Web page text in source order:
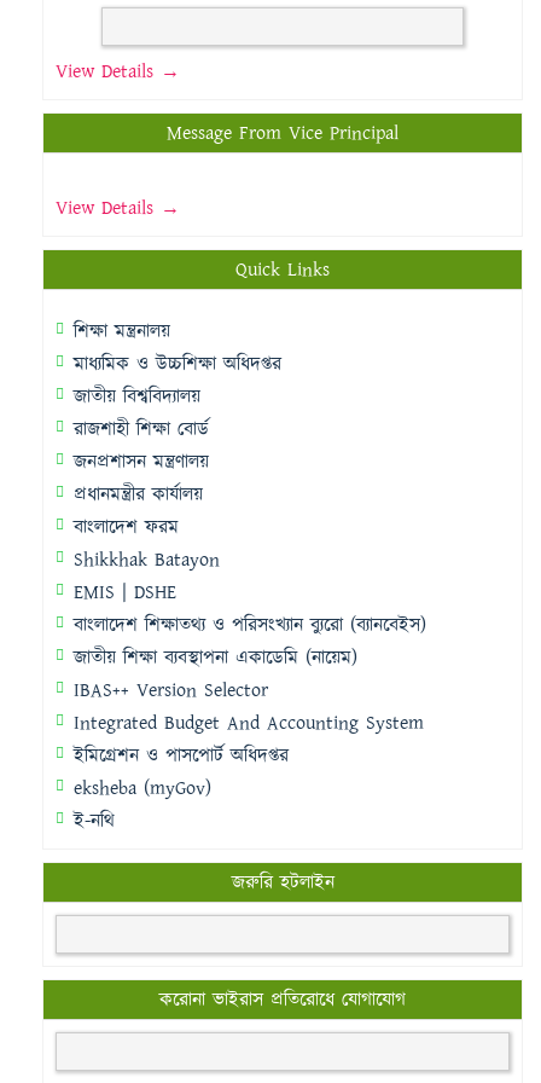
View Details →
Message From Vice Principal
View Details →
Quick Links
শিক্ষা মন্ত্রনালয়
মাধ্যমিক ও উচ্চশিক্ষা অধিদপ্তর
জাতীয় বিশ্ববিদ্যালয়
রাজশাহী শিক্ষা বোর্ড
জনপ্রশাসন মন্ত্রণালয়
প্রধানমন্ত্রীর কার্যালয়
বাংলাদেশ ফরম
Shikkhak Batayon
EMIS | DSHE
বাংলাদেশ শিক্ষাতথ্য ও পরিসংখ্যান ব্যুরো (ব্যানবেইস)
জাতীয় শিক্ষা ব্যবস্থাপনা একাডেমি (নায়েম)
IBAS++ Version Selector
Integrated Budget And Accounting System
ইমিগ্রেশন ও পাসপোর্ট অধিদপ্তর
eksheba (myGov)
ই-নথি
জরুরি হটলাইন
করোনা ভাইরাস প্রতিরোধে যোগাযোগ